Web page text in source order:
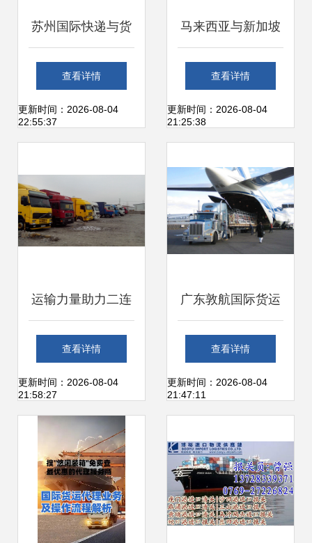
苏州国际快递与货
运代理全面解析 如
何选择靠谱的物流
查看详情
更新时间：2026-08-04
22:55:37
马来西亚与新加坡
国际货运代理 东盟
物流的枢纽与策略
查看详情
更新时间：2026-08-04
21:25:38
运输力量助力二连
浩特——北京跃瑞
的优势与发展
查看详情
更新时间：2026-08-04
21:58:27
广东敦航国际货运
代理 专业全球化物
流的最优方案
查看详情
更新时间：2026-08-04
21:47:11